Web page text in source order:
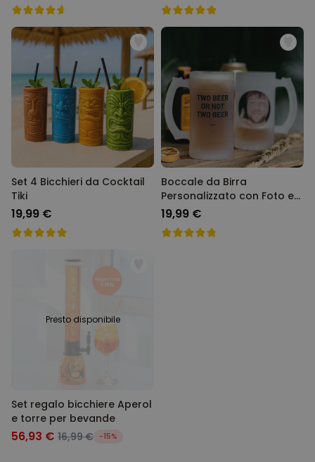
Set 4 Bicchieri da Cocktail
Tiki
19,99 €
Boccale da Birra
Personalizzato con Foto e
Testo
19,99 €
Presto disponibile
Set regalo bicchiere Aperol
e torre per bevande
56,93 € 16,99 € -15%